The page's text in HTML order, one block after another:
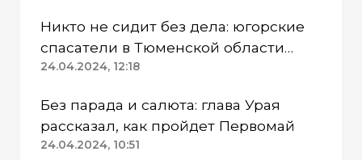
Никто не сидит без дела: югорские
спасатели в Тюменской области
работают в две смены
24.04.2024, 12:18
Без парада и салюта: глава Урая
рассказал, как пройдет Первомай
24.04.2024, 10:51